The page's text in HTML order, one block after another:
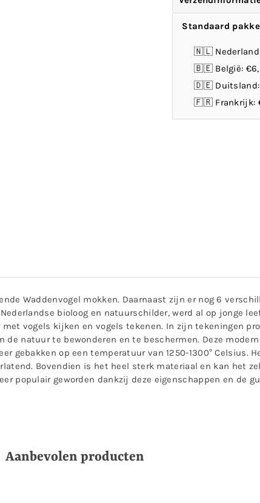
Standaard
🇳🇱
🇧🇪 België:
🇩🇪 Duitsland:
🇫🇷 Frankrijk:
Waddenvogel mokken. Daarnaast zijn er nog 6
bioloog en natuurschilder, werd al op jonge
vogels kijken en vogels tekenen. In zijn tekeningen
natuur te bewonderen en te beschermen. Deze
gebakken op een temperatuur van 1250-1300° Celsius.
Bovendien is het heel sterk materiaal en kan het
populair geworden dankzij deze eigenschappen en de
Aanbevolen producten